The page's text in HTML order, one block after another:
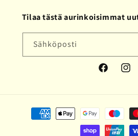
Tilaa tästä aurinkoisimmat
Sähköposti
Facebook
Maksutavat